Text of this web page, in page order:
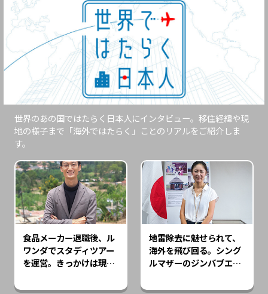
世界のあの国ではたらく日本人にインタビュー。移住経緯や現
地の様子まで「海外ではたらく」ことのリアルをご紹介しま
す。
食品メーカー退職後、ル
ワンダでスタディツアー
を運営。きっかけは現地
地雷除去に魅せられて、
海外を飛び回る。シング
ルマザーのジンバブエで